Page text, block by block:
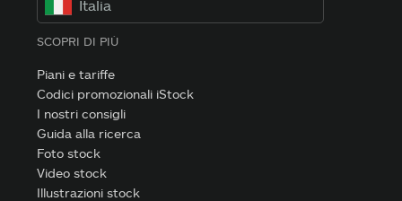
Italia
SCOPRI DI PIÙ
Piani e tariffe
Codici promozionali iStock
I nostri consigli
Guida alla ricerca
Foto stock
Video stock
Illustrazioni stock